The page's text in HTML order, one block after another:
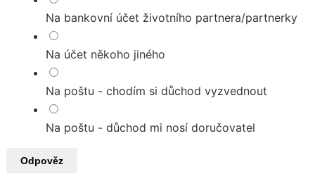
Na bankovní účet životního partnera/partnerky
Na účet někoho jiného
Na poštu - chodím si důchod vyzvednout
Na poštu - důchod mi nosí doručovatel
Odpověz